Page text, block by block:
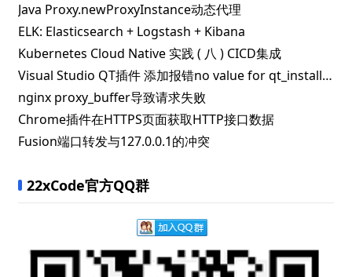
Java Proxy.newProxyInstance动态代理
ELK: Elasticsearch + Logstash + Kibana
Kubernetes Cloud Native 实践 ( 八 ) CICD集成
Visual Studio QT插件 添加报错no value for qt_install_prefix/src
nginx proxy_buffer导致请求失败
Chrome插件在HTTPS页面获取HTTP接口数据
Fusion端口转发与127.0.0.1的冲突
22xCode官方QQ群